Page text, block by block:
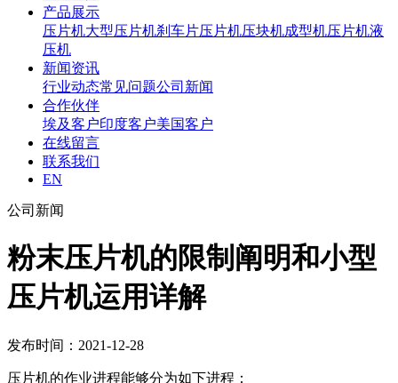
产品展示
压片机大型压片机刹车片压片机压块机成型机压片机液
压机
新闻资讯
行业动态常见问题公司新闻
合作伙伴
埃及客户印度客户美国客户
在线留言
联系我们
EN
公司新闻
粉末压片机的限制阐明和小型
压片机运用详解
发布时间：2021-12-28
压片机的作业进程能够分为如下进程：